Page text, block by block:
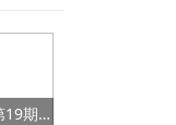
【影淄·微纪录】第19期：社区里的“迷彩书记”